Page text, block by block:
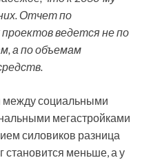
Отчет по
ведется не по
а по объемам
между социальными
мегастройками
силовиков разница
становится меньше, а у